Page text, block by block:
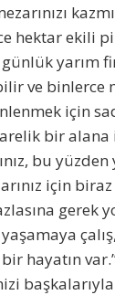
hektar ekili
yarım
ve binlerce
için
bir alana
bu yüzden
için
gerek
hayatın
başkalarıyla